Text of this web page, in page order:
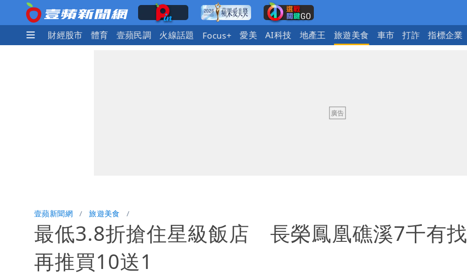
國際 財經股市 體育 壹蘋民調 火線話題 Focus+ 愛美 AI科技 地產王 旅遊美食 車市 打詐 指標企業
壹蘋新聞網 旅遊美食
最低3.8折搶住星級飯店 長榮鳳凰礁溪7千有找
再推買10送1